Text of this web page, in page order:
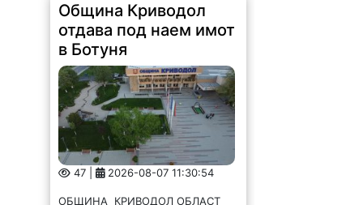
Община Криводол
отдава под наем имот
в Ботуня
47 | 2026-08-07 11:30:54
ОБЩИНА КРИВОДОЛ ОБЛАСТ